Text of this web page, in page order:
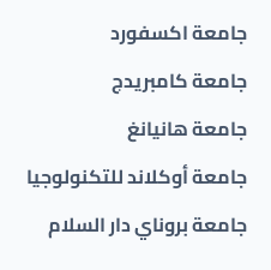
جامعة اكسفورد
جامعة كامبريدج
جامعة هانيانغ
جامعة أوكلاند للتكنولوجيا
جامعة بروناي دار السلام